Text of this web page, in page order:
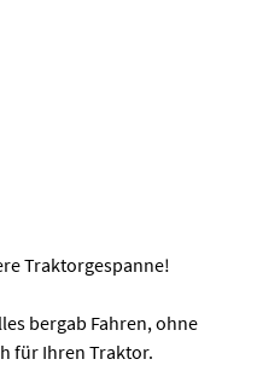
Traktorgespanne!
bergab Fahren, ohne
für Ihren Traktor.